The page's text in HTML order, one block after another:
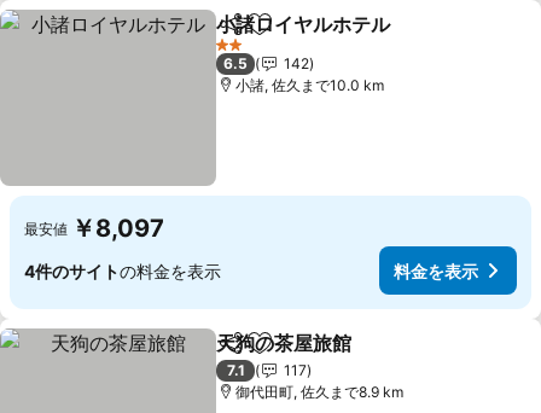
シェアお気に入りに追加
小諸ロイヤルホテル
2 ホテルのランク
6.5
142
小諸, 佐久まで10.0 km
最安値 ￥8,097
4件のサイトの料金を表示 料金を表示
シェアお気に入りに追加
天狗の茶屋旅館
7.1
117
御代田町, 佐久まで8.9 km